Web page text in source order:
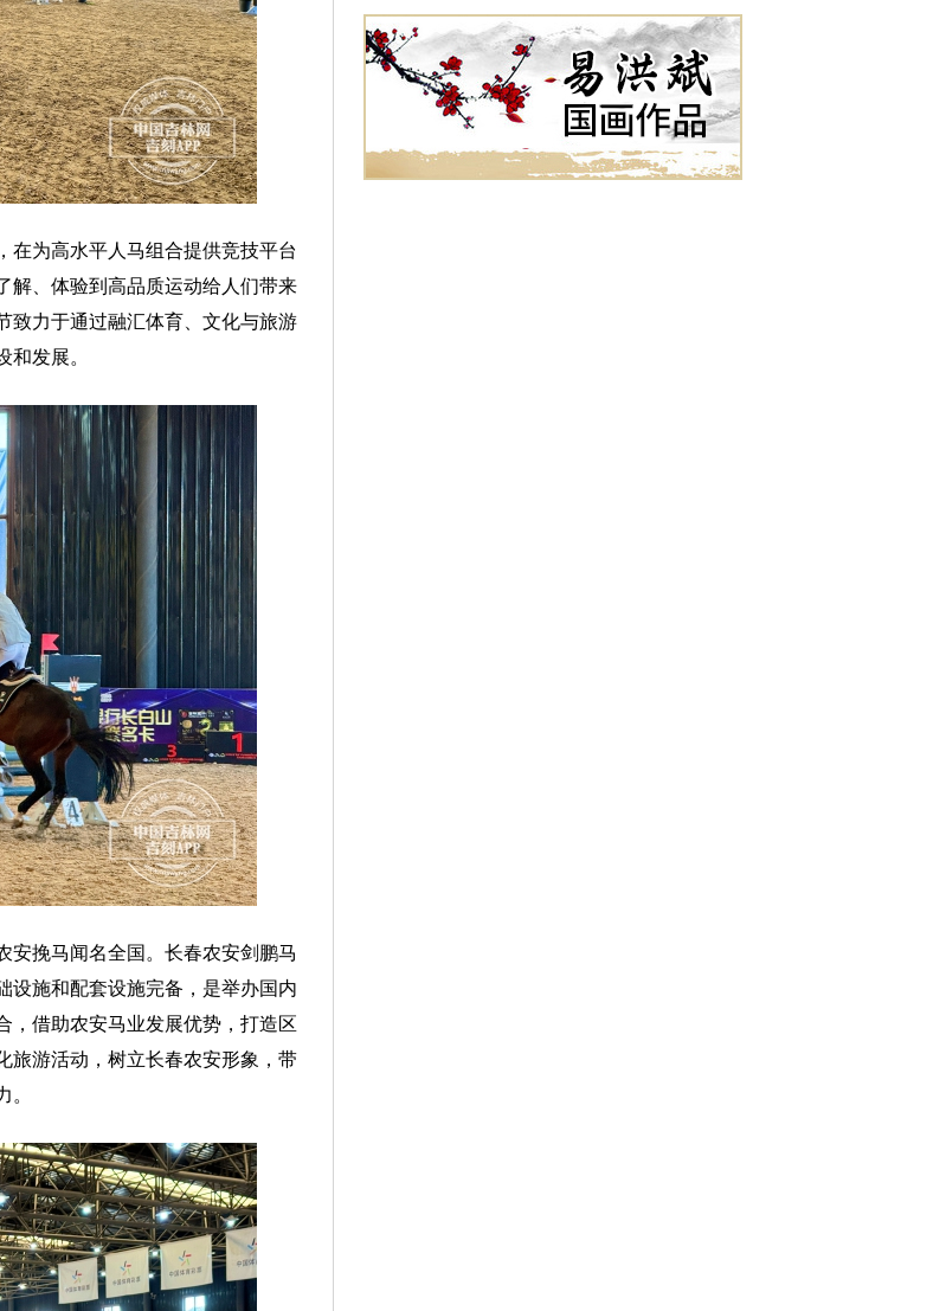
为高水平人马组合提供竞技平台
解、体验到高品质运动给人们带来
致力于通过融汇体育、文化与旅游
发展。
挽马闻名全国。长春农安剑鹏马
设施和配套设施完备，是举办国内
，借助农安马业发展优势，打造区
旅游活动，树立长春农安形象，带
。